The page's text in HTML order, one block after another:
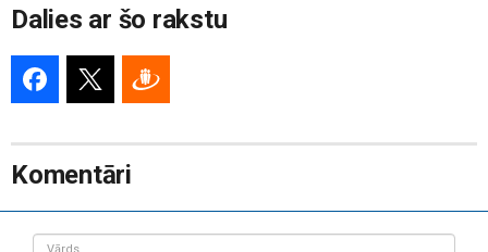
Dalies ar šo rakstu
Komentāri
Vārds